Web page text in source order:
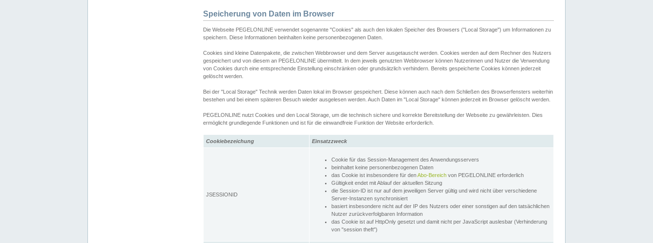
Speicherung von Daten im Browser
Die Webseite PEGELONLINE verwendet sogenannte "Cookies" als auch den lokalen Speicher des Browsers ("Local Storage") um Informationen zu
speichern. Diese Informationen beinhalten keine personenbezogenen Daten.
Cookies sind kleine Datenpakete, die zwischen Webbrowser und dem Server ausgetauscht werden. Cookies werden auf dem Rechner des Nutzers
gespeichert und von diesem an PEGELONLINE übermittelt. In dem jeweils genutzten Webbrowser können Nutzerinnen und Nutzer die Verwendung
von Cookies durch eine entsprechende Einstellung einschränken oder grundsätzlich verhindern. Bereits gespeicherte Cookies können jederzeit
gelöscht werden.
Bei der "Local Storage" Technik werden Daten lokal im Browser gespeichert. Diese können auch nach dem Schließen des Browserfensters weiterhin
bestehen und bei einem späteren Besuch wieder ausgelesen werden. Auch Daten im "Local Storage" können jederzeit im Browser gelöscht werden.
PEGELONLINE nutzt Cookies und den Local Storage, um die technisch sichere und korrekte Bereitstellung der Webseite zu gewährleisten. Dies
ermöglicht grundlegende Funktionen und ist für die einwandfreie Funktion der Website erforderlich.
Cookiebezeichung Einsatzzweck
JSESSIONID
Cookie für das Session-Management des Anwendungsservers
beinhaltet keine personenbezogenen Daten
das Cookie ist insbesondere für denAbo-Bereich von PEGELONLINE erforderlich
Gültigkeit endet mit Ablauf der aktuellen Sitzung
die Session-ID ist nur auf dem jeweiligen Server gültig und wird nicht über verschiedene
Server-Instanzen synchronisiert
basiert insbesondere nicht auf der IP des Nutzers oder einer sonstigen auf den tatsächlichen
Nutzer zurückverfolgbaren Information
das Cookie ist auf HttpOnly gesetzt und damit nicht per JavaScript auslesbar (Verhinderung
von "session theft")